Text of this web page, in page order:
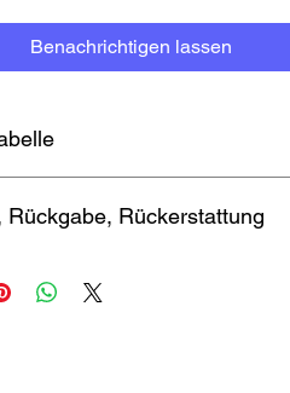
Benachrichtigen lassen
WoN Shop
Rückgabe, Rückerstattung
der Seite.